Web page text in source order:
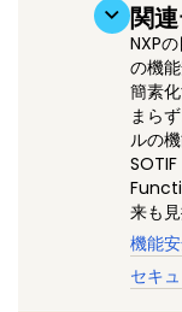
関
NXP
の機
簡素
まら
ルの
来も
機能
セキ